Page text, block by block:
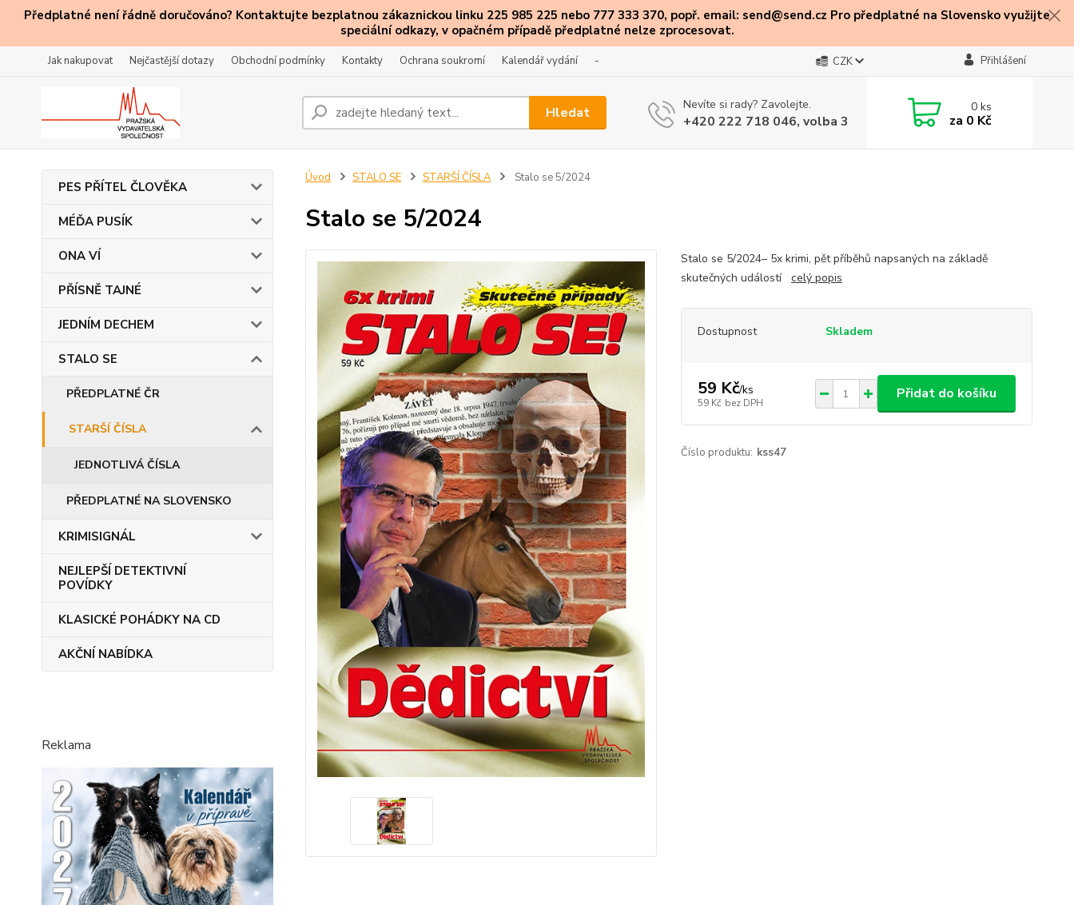
Předplatné není řádně doručováno? Kontaktujte bezplatnou zákaznickou linku 225 985 225 nebo 777 333 370, popř. email: send@send.cz Pro předplatné na Slovensko využijte
speciální odkazy, v opačném případě předplatné nelze zprocesovat.
Jak nakupovat Nejčastější dotazy Obchodní podmínky Kontakty Ochrana soukromí Kalendář vydání - CZK Přihlášení
Hledat Nevíte si rady? Zavolejte.
+420 222 718 046, volba 3
0ks
za 0 Kč
PES PŘÍTEL ČLOVĚKA
MÉĎA PUSÍK
ONA VÍ
PŘÍSNĚ TAJNÉ
JEDNÍM DECHEM
STALO SE
PŘEDPLATNÉ ČR
STARŠÍ ČÍSLA
JEDNOTLIVÁ ČÍSLA
PŘEDPLATNÉ NA SLOVENSKO
KRIMISIGNÁL
NEJLEPŠÍ DETEKTIVNÍ
POVÍDKY
KLASICKÉ POHÁDKY NA CD
AKČNÍ NABÍDKA
Reklama
Úvod STALO SE STARŠÍ ČÍSLA Stalo se 5/2024
Stalo se 5/2024
Stalo se 5/2024– 5x krimi, pět příběhů napsaných na základě
skutečných událostí celý popis
Dostupnost Skladem
59 Kč/ks
59 Kč bez DPH
Přidat do košíku
Číslo produktu: kss47